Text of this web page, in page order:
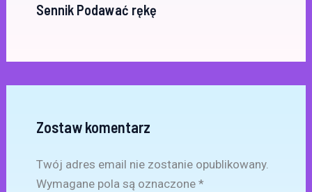
Sennik Podawać rękę
Zostaw komentarz
Twój adres email nie zostanie opublikowany.
Wymagane pola są oznaczone *